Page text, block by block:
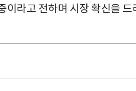
라고 전하며 시장 확신을 드